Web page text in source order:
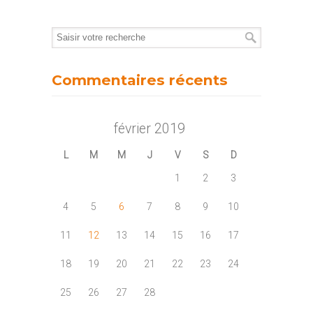
Commentaires récents
février 2019
L M M J V S D
1 2 3
4 5 6 7 8 9 10
11 12 13 14 15 16 17
18 19 20 21 22 23 24
25 26 27 28